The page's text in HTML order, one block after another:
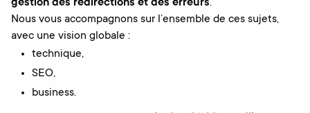
Nous vous accompagnons sur l’ensemble de ces sujets,
avec une vision globale :
technique,
SEO,
business.